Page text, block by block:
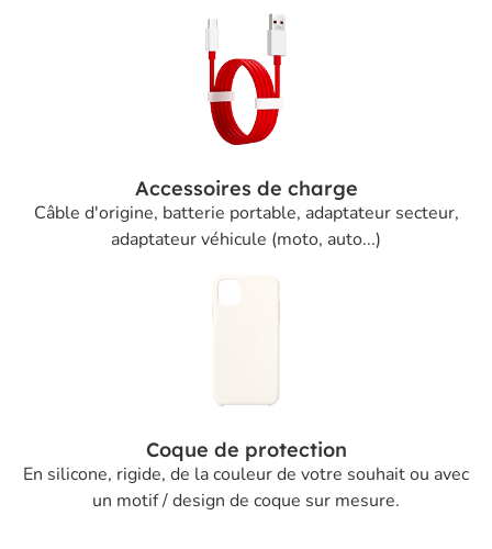
Accessoires de charge
Câble d'origine, batterie portable, adaptateur secteur,
adaptateur véhicule (moto, auto...)
Coque de protection
En silicone, rigide, de la couleur de votre souhait ou avec
un motif / design de coque sur mesure.